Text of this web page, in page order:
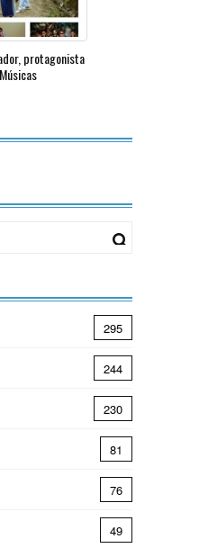
protagonista
295
244
230
81
76
49